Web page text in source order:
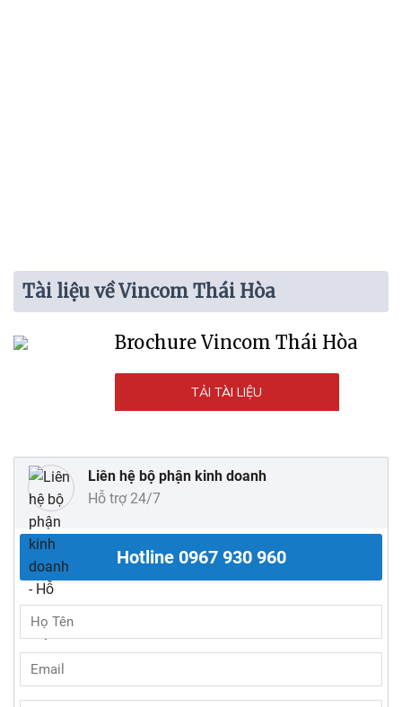
Tài liệu về Vincom Thái Hòa
Brochure Vincom Thái Hòa
TẢI TÀI LIỆU
Liên hệ bộ phận kinh doanh
Hỗ trợ 24/7
Hotline 0967 930 960